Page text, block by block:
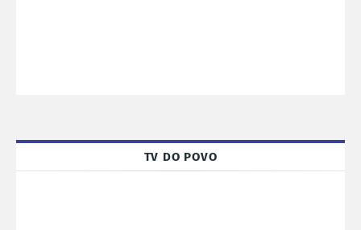
TV DO POVO